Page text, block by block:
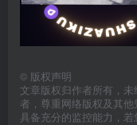
© 版权声明
文章版权归作者所有，
者，尊重网络版权及其
具备充分的监控能力，